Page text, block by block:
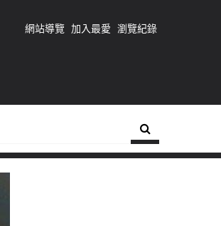
網站導覽 加入最愛 瀏覽紀錄